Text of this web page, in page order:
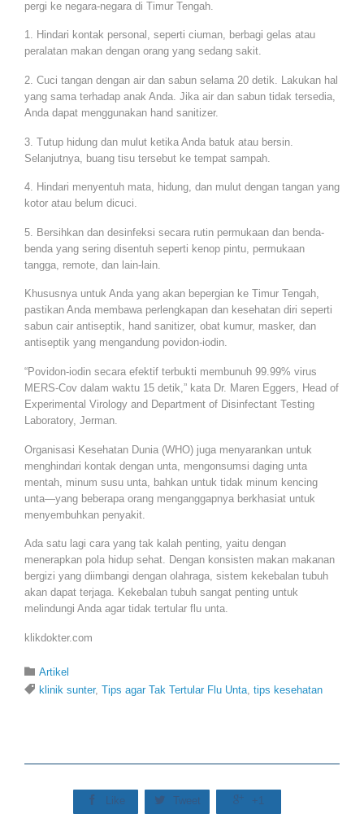
pergi ke negara-negara di Timur Tengah.
1. Hindari kontak personal, seperti ciuman, berbagi gelas atau
peralatan makan dengan orang yang sedang sakit.
2. Cuci tangan dengan air dan sabun selama 20 detik. Lakukan hal
yang sama terhadap anak Anda. Jika air dan sabun tidak tersedia,
Anda dapat menggunakan hand sanitizer.
3. Tutup hidung dan mulut ketika Anda batuk atau bersin.
Selanjutnya, buang tisu tersebut ke tempat sampah.
4. Hindari menyentuh mata, hidung, dan mulut dengan tangan yang
kotor atau belum dicuci.
5. Bersihkan dan desinfeksi secara rutin permukaan dan benda-
benda yang sering disentuh seperti kenop pintu, permukaan
tangga, remote, dan lain-lain.
Khususnya untuk Anda yang akan bepergian ke Timur Tengah,
pastikan Anda membawa perlengkapan dan kesehatan diri seperti
sabun cair antiseptik, hand sanitizer, obat kumur, masker, dan
antiseptik yang mengandung povidon-iodin.
“Povidon-iodin secara efektif terbukti membunuh 99.99% virus
MERS-Cov dalam waktu 15 detik,” kata Dr. Maren Eggers, Head of
Experimental Virology and Department of Disinfectant Testing
Laboratory, Jerman.
Organisasi Kesehatan Dunia (WHO) juga menyarankan untuk
menghindari kontak dengan unta, mengonsumsi daging unta
mentah, minum susu unta, bahkan untuk tidak minum kencing
unta—yang beberapa orang menganggapnya berkhasiat untuk
menyembuhkan penyakit.
Ada satu lagi cara yang tak kalah penting, yaitu dengan
menerapkan pola hidup sehat. Dengan konsisten makan makanan
bergizi yang diimbangi dengan olahraga, sistem kekebalan tubuh
akan dapat terjaga. Kekebalan tubuh sangat penting untuk
melindungi Anda agar tidak tertular flu unta.
klikdokter.com
 Category
Artikel
 Tags
klinik sunter, Tips agar Tak Tertular Flu Unta tips kesehatan
 Like  Tweet  +1